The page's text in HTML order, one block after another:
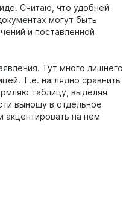
Считаю, что удобней
могут быть
и поставленной
Тут много лишнего
Т.е. наглядно сравнить
таблицу, выделяя
выношу в отдельное
акцентировать на нём